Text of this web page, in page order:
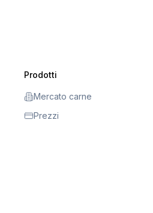
Prodotti
Mercato carne
Prezzi